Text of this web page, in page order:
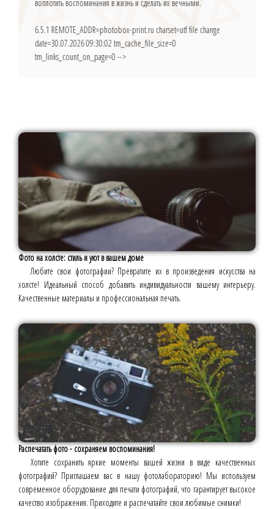
воплотить воспоминания в жизнь и сделать их вечными.
6.5.1 REMOTE_ADDR=photobox-print.ru charset=utf file change
date=30.07.2026 09:30:02 tm_cache_file_size=0
tm_links_count_on_page=0 -->
Фото на холсте: стиль и уют в вашем доме
Любите свои фотографии? Превратите их в произведения искусства на
холсте! Идеальный способ добавить индивидуальности вашему интерьеру.
Качественные материалы и профессиональная печать.
Распечатать фото - сохраняем воспоминания!
Хотите сохранить яркие моменты вашей жизни в виде качественных
фотографий? Приглашаем вас в нашу фотолабораторию! Мы используем
современное оборудование для печати фотографий, что гарантирует высокое
качество изображения. Приходите и распечатайте свои любимые снимки!